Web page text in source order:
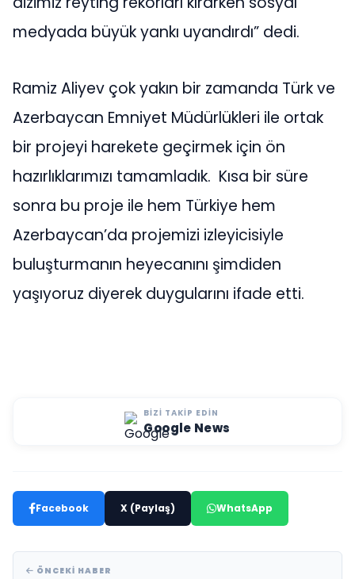
medyada büyük yankı uyandırdı” dedi.
Ramiz Aliyev çok yakın bir zamanda Türk ve
Azerbaycan Emniyet Müdürlükleri ile ortak
bir projeyi harekete geçirmek için ön
hazırlıklarımızı tamamladık. Kısa bir süre
sonra bu proje ile hem Türkiye hem
Azerbaycan’da projemizi izleyicisiyle
buluşturmanın heyecanını şimdiden
yaşıyoruz diyerek duygularını ifade etti.
BIZI TAKIP EDIN
Google News
Facebook X (Paylaş) WhatsApp
ÖNCEKI HABER